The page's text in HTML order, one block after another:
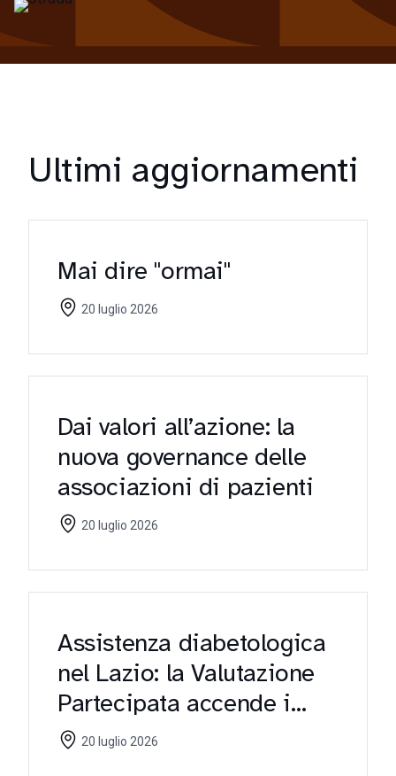
Ultimi aggiornamenti
Mai dire "ormai"
20 luglio 2026
Dai valori all’azione: la
nuova governance delle
associazioni di pazienti
20 luglio 2026
Assistenza diabetologica
nel Lazio: la Valutazione
Partecipata accende i
riflettori sulle criticità
20 luglio 2026